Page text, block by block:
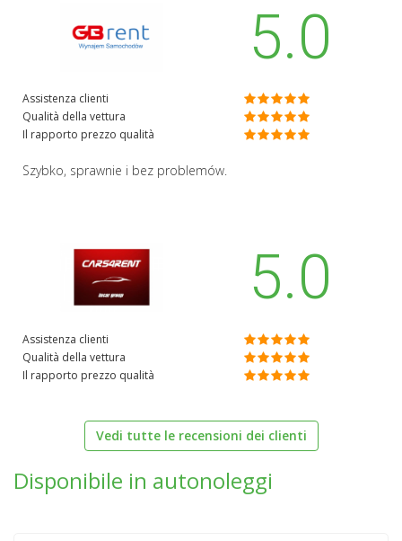
5.0
Assistenza clienti
Qualità della vettura
Il rapporto prezzo qualità
Szybko, sprawnie i bez problemów.
5.0
Assistenza clienti
Qualità della vettura
Il rapporto prezzo qualità
Vedi tutte le recensioni dei clienti
Disponibile in autonoleggi